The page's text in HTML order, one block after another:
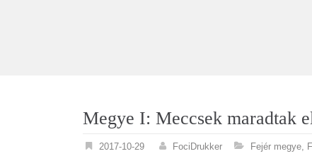
Megye I: Meccsek maradtak
2017-10-29 FociDrukker Fejér megye,